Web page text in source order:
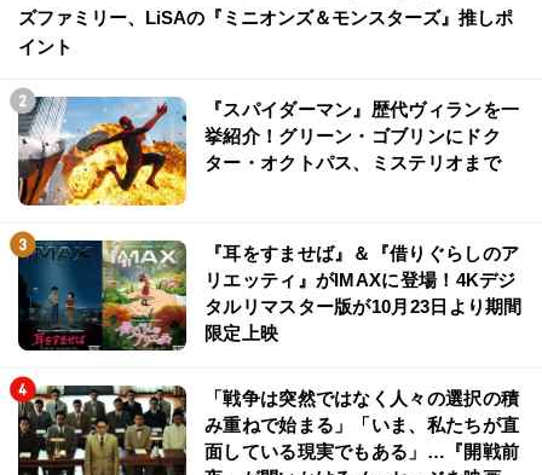
ズファミリー、LiSAの『ミニオンズ＆モンスターズ』推しポ
イント
『スパイダーマン』歴代ヴィランを一
挙紹介！グリーン・ゴブリンにドク
ター・オクトパス、ミステリオまで
『耳をすませば』＆『借りぐらしのア
リエッティ』がIMAXに登場！4Kデジ
タルリマスター版が10月23日より期間
限定上映
「戦争は突然ではなく人々の選択の積
み重ねで始まる」「いま、私たちが直
面している現実でもある」…『開戦前